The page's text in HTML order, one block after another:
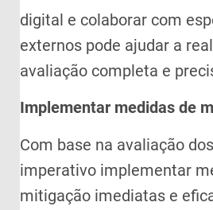
digital e colaborar com
externos pode ajudar a
avaliação completa e
Implementar medidas de
Com base na avaliação
imperativo implementar
mitigação imediatas e